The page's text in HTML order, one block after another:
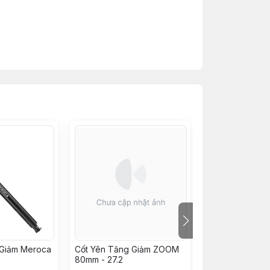
Meroca
Cốt Yên Tăng Giảm ZOOM
80mm - 27.2